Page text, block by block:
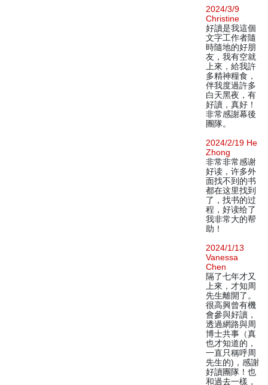
2024/3/9
Christine
好讀是我這個
文字工作者隨
時隨地的好朋
友，我有空就
上來，給我許
多精神糧食，
伴我度過許多
白天黑夜，有
好讀，真好！
非常感謝幕後
團隊。
2024/2/19 He
Zhong
非常非常感谢
好读，许多外
面找不到的书
都在这里找到
了，找书的过
程，好读给了
我非常大的帮
助！
2024/1/13
Vanessa
Chen
隔了七年才又
上來，才知周
先生離開了。
很高興曾有機
會參與好讀，
透過網路與周
博士共事（真
也才知道的，
一直只稱呼周
先生的)，感謝
好讀團隊！也
和過去一樣，